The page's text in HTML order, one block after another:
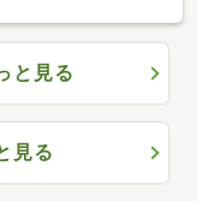
と見る
見る